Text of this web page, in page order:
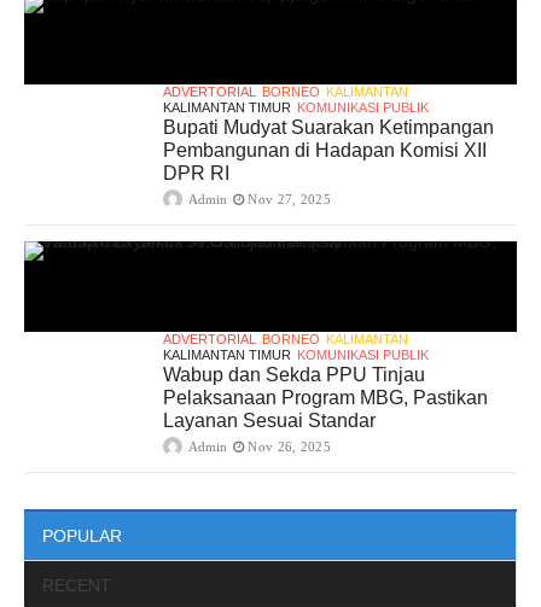
ADVERTORIAL BORNEO KALIMANTAN
KALIMANTAN TIMUR KOMUNIKASI PUBLIK
Bupati Mudyat Suarakan Ketimpangan
Pembangunan di Hadapan Komisi XII
DPR RI
Admin Nov 27, 2025
ADVERTORIAL BORNEO KALIMANTAN
KALIMANTAN TIMUR KOMUNIKASI PUBLIK
Wabup dan Sekda PPU Tinjau
Pelaksanaan Program MBG, Pastikan
Layanan Sesuai Standar
Admin Nov 26, 2025
POPULAR
RECENT